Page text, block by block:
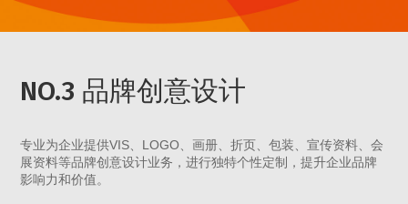
NO.3 品牌创意设计
专业为企业提供VIS、LOGO、画册、折页、包装、宣传资料、会
展资料等品牌创意设计业务，进行独特个性定制，提升企业品牌
影响力和价值。